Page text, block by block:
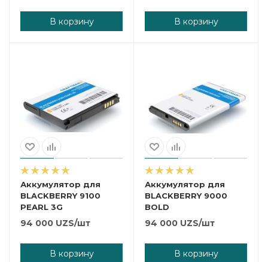
В корзину В корзину
Аккумулятор для
BLACKBERRY 9100
PEARL 3G
94 000 UZS/шт
В корзину
Аккумулятор для
BLACKBERRY 9000
BOLD
94 000 UZS/шт
В корзину